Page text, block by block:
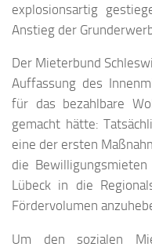
explosionsartig
Anstieg der
Der Mieterbund
Auffassung des
für das bezahlbare
gemacht hätte:
eine der ersten
die
Lübeck in die
Fördervolumen
Um den sozialen